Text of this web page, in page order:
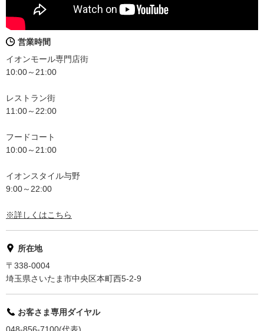
営業時間
イオンモール専門店街
10:00～21:00
レストラン街
11:00～22:00
フードコート
10:00～21:00
イオンスタイル与野
9:00～22:00
※詳しくはこちら
所在地
〒338-0004
埼玉県さいたま市中央区本町西5-2-9
お客さま専用ダイヤル